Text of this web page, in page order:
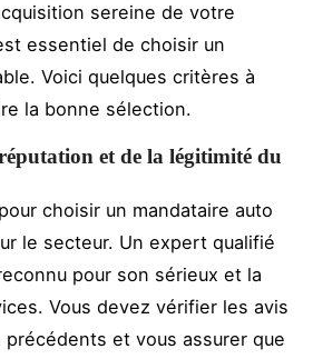
sereine de votre
essentiel de choisir un
Voici quelques critères à
la bonne sélection.
et de la légitimité du
choisir un mandataire auto
le secteur. Un expert qualifié
pour son sérieux et la
Vous devez vérifier les avis
et vous assurer que